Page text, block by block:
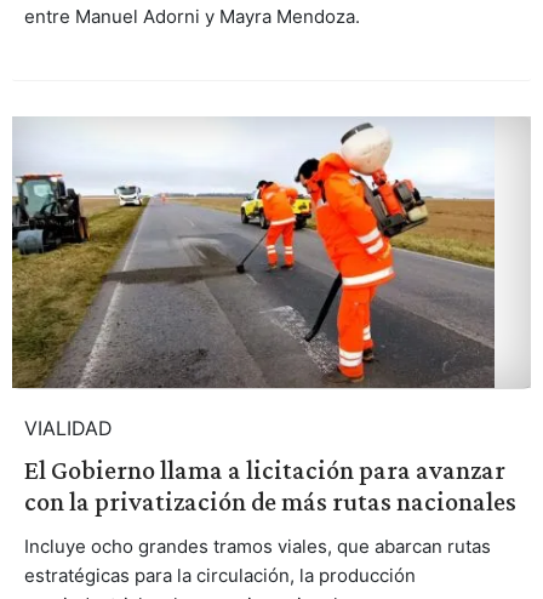
entre Manuel Adorni y Mayra Mendoza.
VIALIDAD
El Gobierno llama a licitación para avanzar
con la privatización de más rutas nacionales
Incluye ocho grandes tramos viales, que abarcan rutas
estratégicas para la circulación, la producción